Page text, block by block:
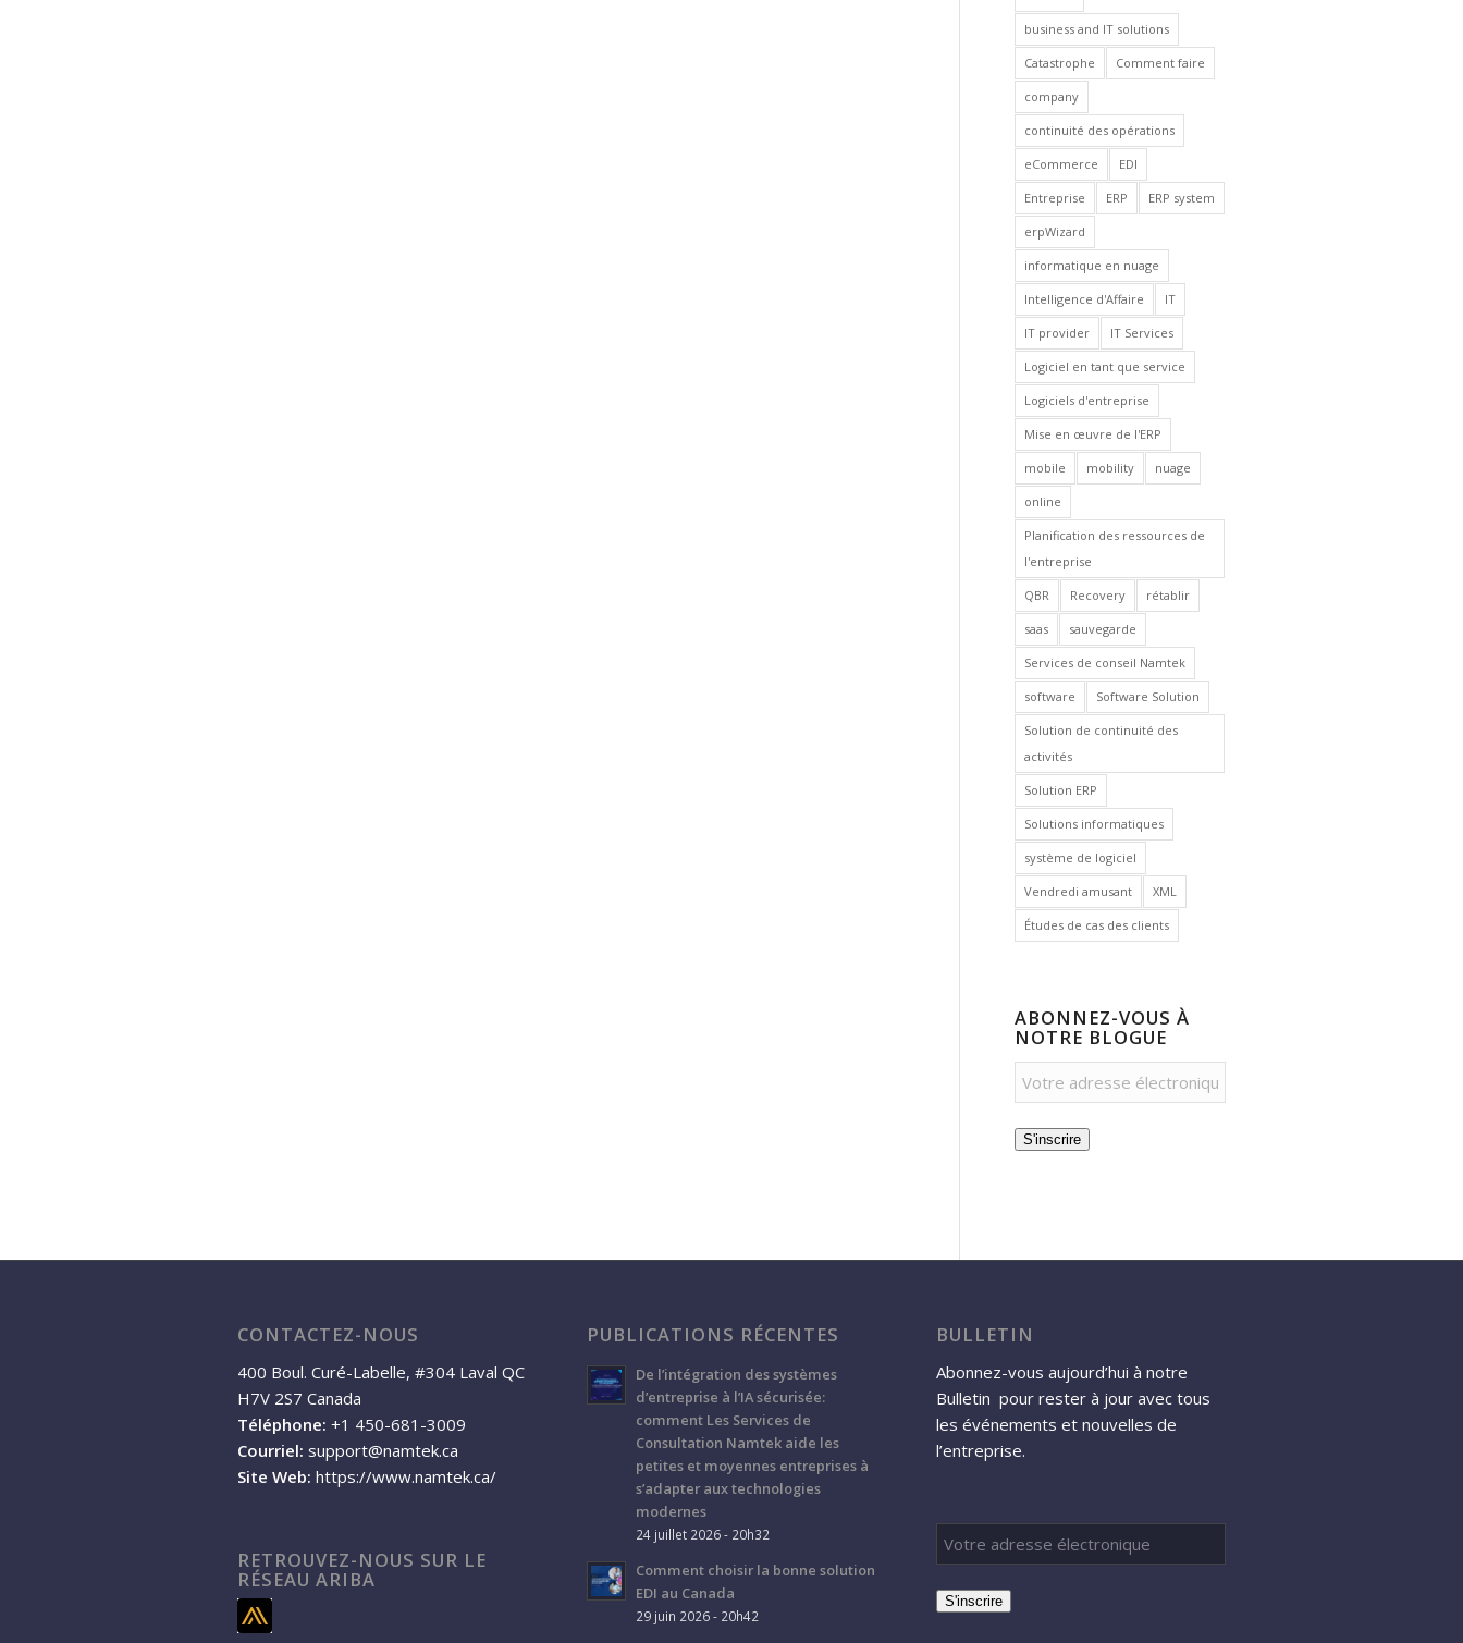
business and IT solutions
Catastrophe Comment faire
company
continuité des opérations
eCommerce EDI
Entreprise ERP ERP system
erpWizard
informatique en nuage
Intelligence d'Affaire IT
IT provider IT Services
Logiciel en tant que service
Logiciels d'entreprise
Mise en œuvre de l'ERP
mobile mobility nuage
online
Planification des ressources de
l'entreprise
QBR Recovery rétablir
saas sauvegarde
Services de conseil Namtek
software Software Solution
Solution de continuité des
activités
Solution ERP
Solutions informatiques
système de logiciel
Vendredi amusant XML
Études de cas des clients
ABONNEZ-VOUS À
NOTRE BLOGUE
S'inscrire
CONTACTEZ-NOUS
400 Boul. Curé-Labelle, #304 Laval QC
H7V 2S7 Canada
Téléphone: +1 450-681-3009
Courriel: support@namtek.ca
Site Web: https://www.namtek.ca/
RETROUVEZ-NOUS SUR LE
RÉSEAU ARIBA
PUBLICATIONS RÉCENTES
De l’intégration des systèmes
d’entreprise à l’IA sécurisée:
comment Les Services de
Consultation Namtek aide les
petites et moyennes entreprises à
s’adapter aux technologies
modernes
24 juillet 2026 - 20h32
Comment choisir la bonne solution
EDI au Canada
29 juin 2026 - 20h42
BULLETIN
Abonnez-vous aujourd’hui à notre
Bulletin pour rester à jour avec tous
les événements et nouvelles de
l’entreprise.
S'inscrire